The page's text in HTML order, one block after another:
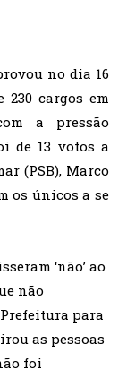
no dia 16
cargos em
a pressão
de 13 votos a
(PSB), Marco
os únicos a se
‘não’ ao
não
para
as pessoas
foi